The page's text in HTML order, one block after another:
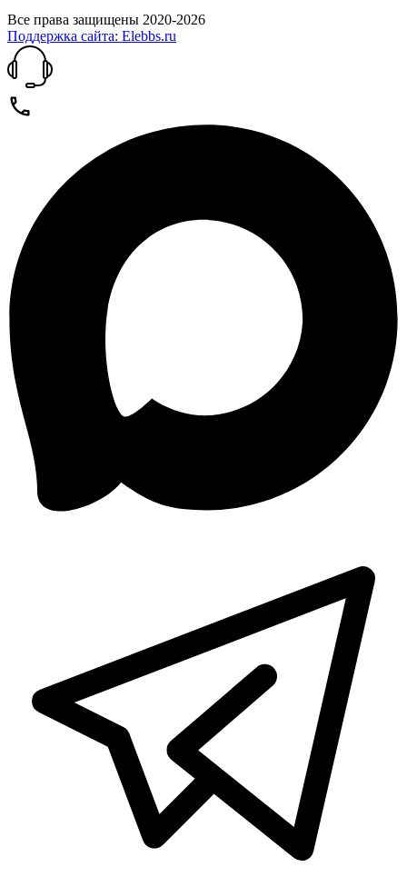
Все права защищены 2020-2026
Поддержка сайта: Elebbs.ru